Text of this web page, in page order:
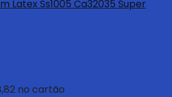
Latex Ss1005 Ca32035 Super
no cartão